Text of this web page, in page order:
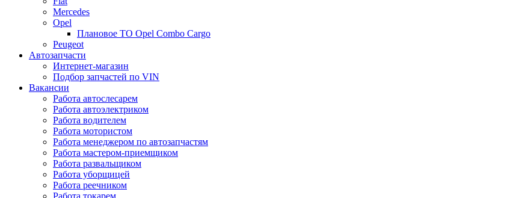
Mercedes
Opel
Плановое ТО Opel Combo Cargo
Peugeot
Автозапчасти
Интернет-магазин
Подбор запчастей по VIN
Вакансии
Работа автослесарем
Работа автоэлектриком
Работа водителем
Работа мотористом
Работа менеджером по автозапчастям
Работа мастером-приемщиком
Работа развальщиком
Работа уборщицей
Работа реечником
Работа токарем